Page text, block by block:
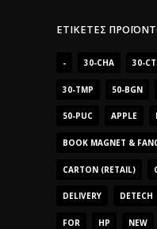
ΕΤΙΚΈΤΕΣ
- 30-CHA 30-
30-TMP 50-BGN
50-PUC APPLE
BOOK MAGNET &
CARTON (RETAIL)
DELIVERY DETECH
FOR HP NEW